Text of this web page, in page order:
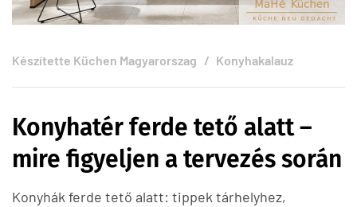
Készítette Küchen Magyarorszag Konyhakalauz
Konyhatér ferde tető alatt –
mire figyeljen a tervezés során
Konyhák ferde tető alatt: tippek tárhelyhez,